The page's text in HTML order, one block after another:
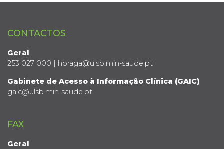
CONTACTOS
Geral
253 027 000 | hbraga@ulsb.min-saude.pt
Gabinete de Acesso à Informação Clínica (GAIC)
gaic@ulsb.min-saude.pt
FAX
Geral